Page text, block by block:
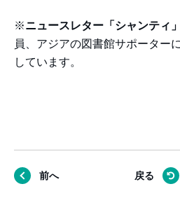
※ニュースレター「シャンティ」
員、アジアの図書館サポーター
しています。
前へ 戻る